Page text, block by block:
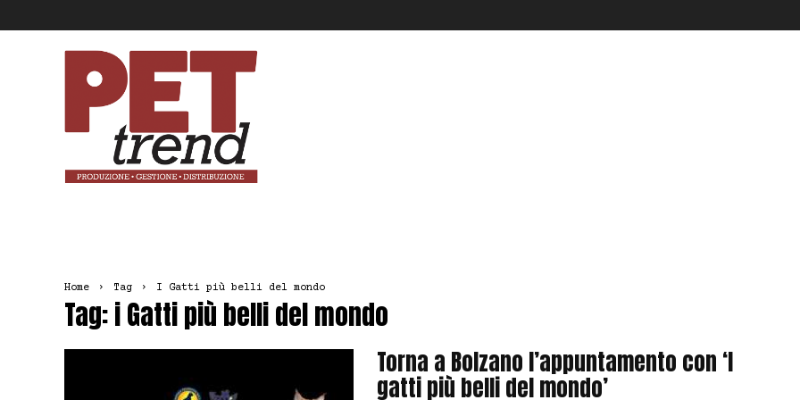
Pet
Trend
Home Tag I Gatti più belli del mondo
Tag: i Gatti più belli del mondo
Torna a Bolzano l’appuntamento con ‘I
gatti più belli del mondo’